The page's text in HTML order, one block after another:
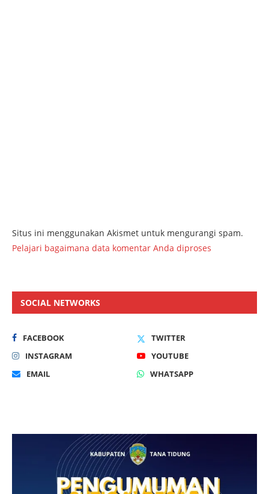
Situs ini menggunakan Akismet untuk mengurangi spam.
Pelajari bagaimana data komentar Anda diproses
SOCIAL NETWORKS
FACEBOOK
TWITTER
INSTAGRAM
YOUTUBE
EMAIL
WHATSAPP